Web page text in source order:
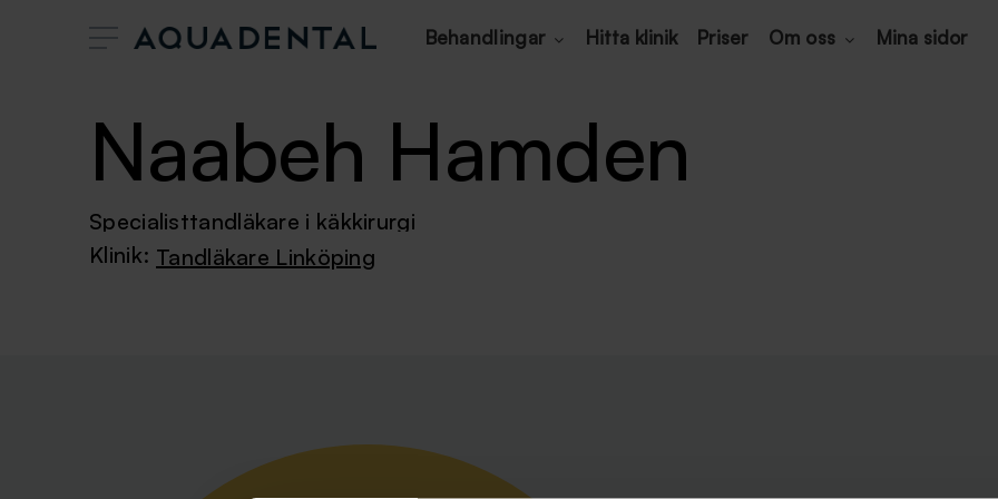
Behandlingar Hitta klinik Priser Om oss Mina sidor
Naabeh Hamden
Specialisttandläkare i käkkirurgi
Klinik: Tandläkare Linköping